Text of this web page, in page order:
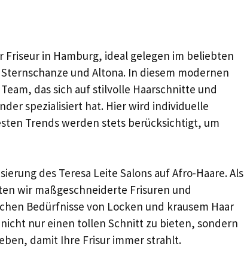
Friseur in Hamburg, ideal gelegen im beliebten
und Altona. In diesem modernen
das sich auf stilvolle Haarschnitte und
spezialisiert hat. Hier wird individuelle
Trends werden stets berücksichtigt, um
des Teresa Leite Salons auf Afro-Haare. Als
wir maßgeschneiderte Frisuren und
Bedürfnisse von Locken und krausem Haar
nur einen tollen Schnitt zu bieten, sondern
damit Ihre Frisur immer strahlt.